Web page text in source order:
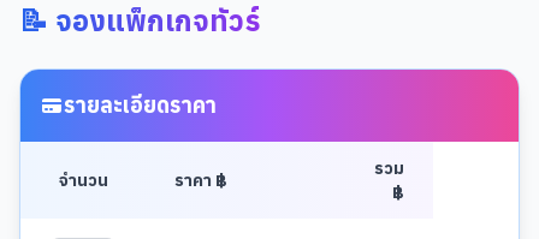
📝 จองแพ็กเกจทัวร์
รายละเอียดราคา
จำนวน ราคา ฿
รวม
฿